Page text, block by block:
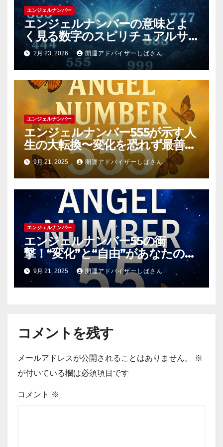
エンジェルナンバー
エンジェルナンバーの意味とよ
く見る数字のスピリチュアルサ
インを現実に活かす具体的方法
2月 23, 2026 開運アドバイザーしばさん
エンジェルナンバー
エンジェルナンバー555が示す人
生の大転換〜変化を恐れず最善の
未来へ進むために〜
9月 21, 2025 開運アドバイザーしばさん
エンジェルナンバー
エンジェルナンバー55の衝
撃！“変化”と“自由”があなたの人
生をリブートする究極のメッセー
ジ
9月 21, 2025 開運アドバイザーしばさん
コメントを残す
メールアドレスが公開されることはありません。
※
が付いている欄は必須項目です
コメント ※